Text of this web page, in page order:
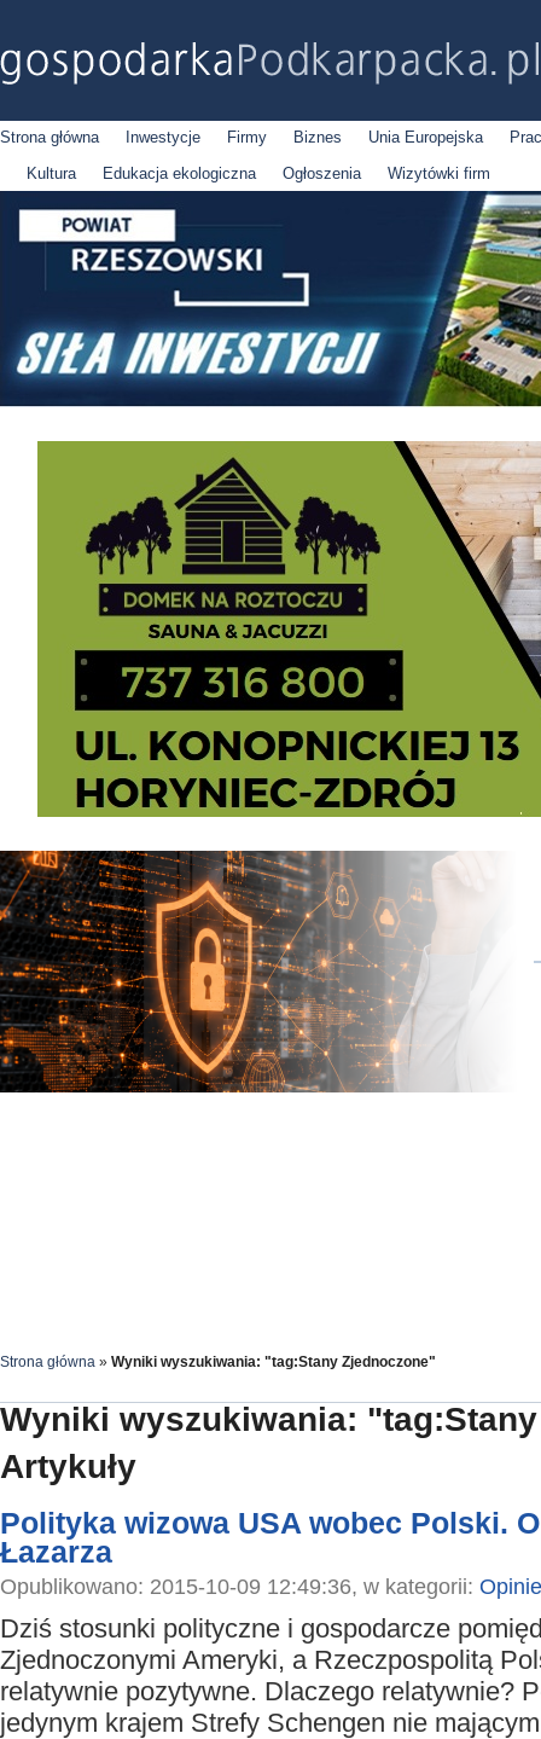
Strona główna Inwestycje Firmy Biznes Unia Europejska
Kultura
Edukacja ekologiczna Ogłoszenia Wizytówki firm
Strona główna » Wyniki wyszukiwania: "tag:Stany Zjednoczone"
Wyniki wyszukiwania:
Artykuły
Polityka wizowa USA wobec Polski.
Łazarza
Opublikowano: 2015-10-09 12:49:36, w kategorii: Opinie
Dziś stosunki polityczne i gospodarcze
Zjednoczonymi Ameryki, a Rzeczpospolitą
relatywnie pozytywne. Dlaczego relatywnie?
jedynym krajem Strefy Schengen nie